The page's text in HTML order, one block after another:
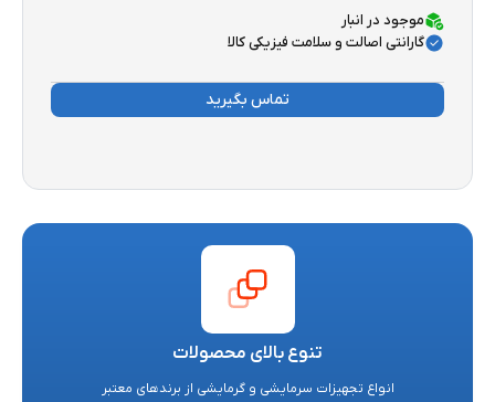
موجود در انبار
گارانتی اصالت و سلامت فیزیکی کالا
تماس بگیرید
تنوع بالای محصولات
انواع تجهیزات سرمایشی و گرمایشی از برندهای معتبر